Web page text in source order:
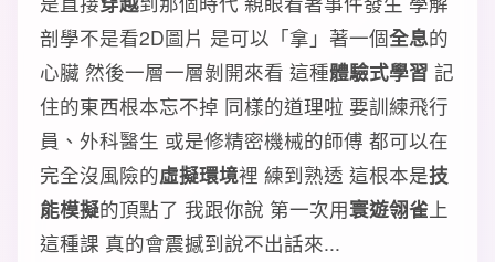
剖學不是看2D圖片 是可以「拿」著一個全息的
心臟 然後一層一層剝開來看 這種體驗式學習 記
住的東西根本忘不掉 同樣的道理啦 要訓練飛行
員、外科醫生 或是修精密機械的師傅 都可以在
完全沒風險的虛擬環境裡 練到熟透 這根本是技
能模擬的頂點了 我跟你說 第一次用寰遊翎雀上
這種課 真的會震撼到說不出話來...